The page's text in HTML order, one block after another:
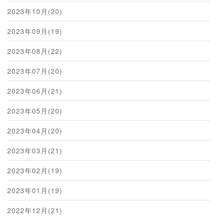
2023年10月(20)
2023年09月(19)
2023年08月(22)
2023年07月(20)
2023年06月(21)
2023年05月(20)
2023年04月(20)
2023年03月(21)
2023年02月(19)
2023年01月(19)
2022年12月(21)